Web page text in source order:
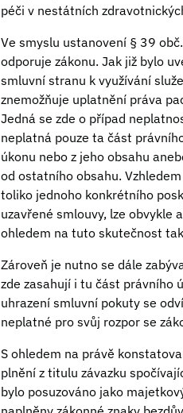
péči v nestátních
Ve smyslu ustanovení § 39
odporuje zákonu. Jak již bylo
smluvní stranu k využívání
znemožňuje uplatnění práva
Jedná se zde o případ
neplatná pouze ta část
úkonu nebo z jeho obsahu
od ostatního obsahu.
toliko jednoho konkrétního
uzavřené smlouvy, lze obvykle
ohledem na tuto skutečnost
Zároveň je nutno se dále
zde zasahují i tu část právního
uhrazení smluvní pokuty se
neplatné pro svůj rozpor se
S ohledem na právě
plnění z titulu závazku
bylo posuzováno jako